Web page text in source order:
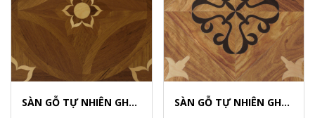
SÀN GỖ TỰ NHIÊN GHÉP
SÀN GỖ TỰ NHIÊN GHÉP